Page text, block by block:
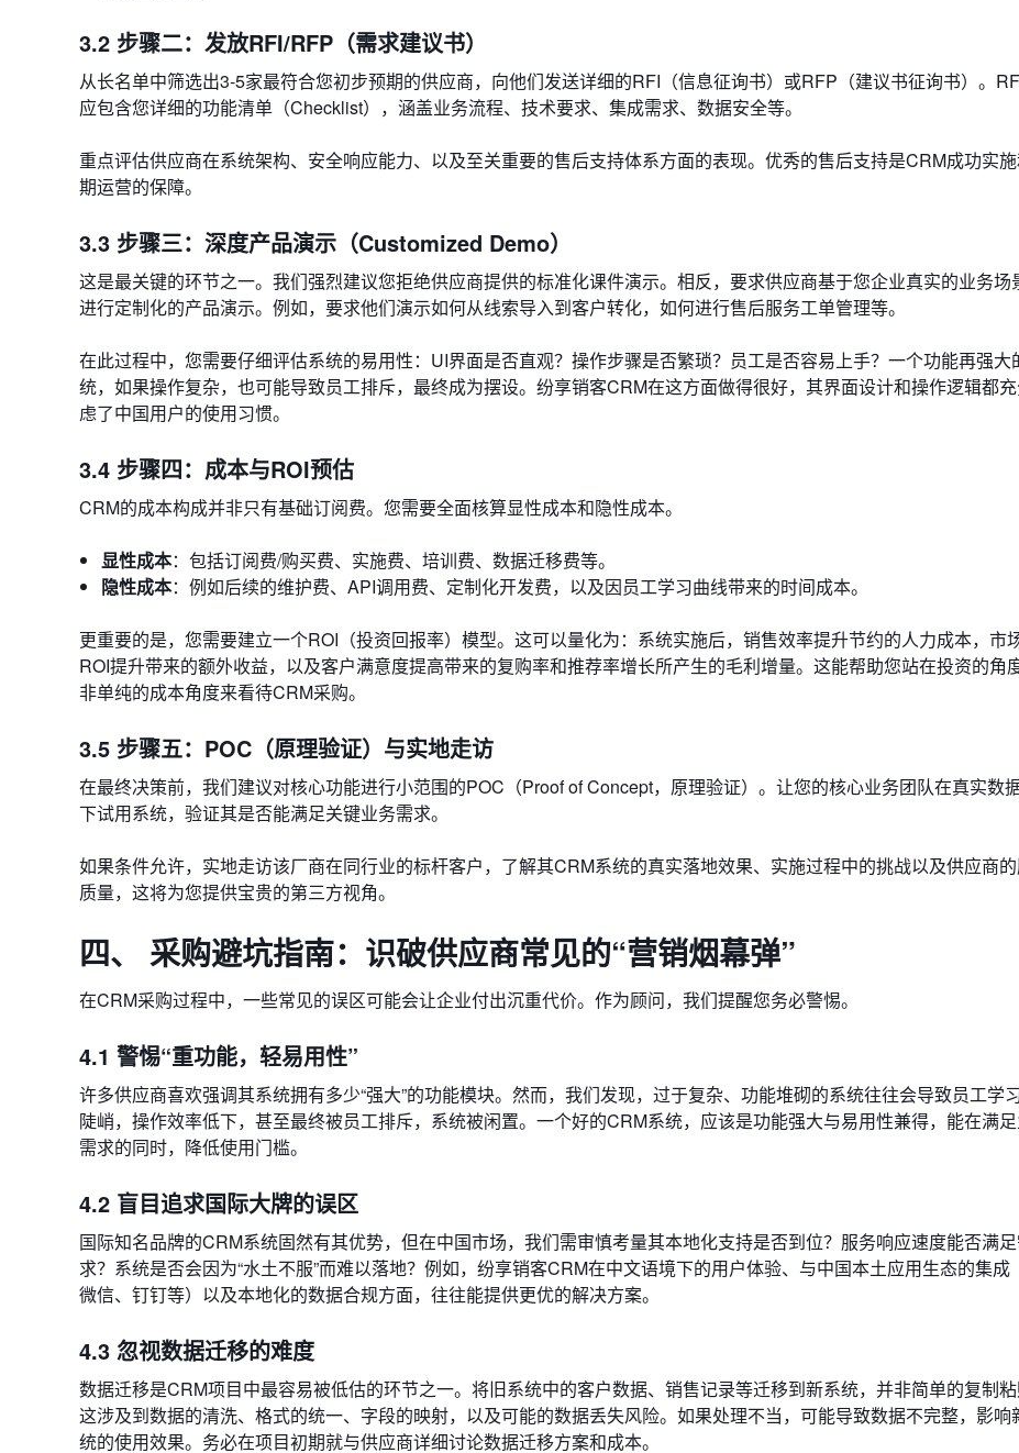
3.2 步骤二：发放RFI/RFP（需求建议书）
从长名单中筛选出3-5家最符合您初步预期的供应商，向他们发送详细的RFI（信息征询书）或RFP（建议书征询书）。
应包含您详细的功能清单（Checklist），涵盖业务流程、技术要求、集成需求、数据安全等。
重点评估供应商在系统架构、安全响应能力、以及至关重要的售后支持体系方面的表现。优秀的售后支持是CRM成功实
期运营的保障。
3.3 步骤三：深度产品演示（Customized Demo）
这是最关键的环节之一。我们强烈建议您拒绝供应商提供的标准化课件演示。相反，要求供应商基于您企业真实的业务场
进行定制化的产品演示。例如，要求他们演示如何从线索导入到客户转化，如何进行售后服务工单管理等。
在此过程中，您需要仔细评估系统的易用性：UI界面是否直观？操作步骤是否繁琐？员工是否容易上手？一个功能再强大
统，如果操作复杂，也可能导致员工排斥，最终成为摆设。纷享销客CRM在这方面做得很好，其界面设计和操作逻辑都
虑了中国用户的使用习惯。
3.4 步骤四：成本与ROI预估
CRM的成本构成并非只有基础订阅费。您需要全面核算显性成本和隐性成本。
显性成本：包括订阅费/购买费、实施费、培训费、数据迁移费等。
隐性成本：例如后续的维护费、API调用费、定制化开发费，以及因员工学习曲线带来的时间成本。
更重要的是，您需要建立一个ROI（投资回报率）模型。这可以量化为：系统实施后，销售效率提升节约的人力成本，市
ROI提升带来的额外收益，以及客户满意度提高带来的复购率和推荐率增长所产生的毛利增量。这能帮助您站在投资的角
非单纯的成本角度来看待CRM采购。
3.5 步骤五：POC（原理验证）与实地走访
在最终决策前，我们建议对核心功能进行小范围的POC（Proof of Concept，原理验证）。让您的核心业务团队在真实数
下试用系统，验证其是否能满足关键业务需求。
如果条件允许，实地走访该厂商在同行业的标杆客户，了解其CRM系统的真实落地效果、实施过程中的挑战以及供应商
质量，这将为您提供宝贵的第三方视角。
四、 采购避坑指南：识破供应商常见的“营销烟幕弹”
在CRM采购过程中，一些常见的误区可能会让企业付出沉重代价。作为顾问，我们提醒您务必警惕。
4.1 警惕“重功能，轻易用性”
许多供应商喜欢强调其系统拥有多少“强大”的功能模块。然而，我们发现，过于复杂、功能堆砌的系统往往会导致员工学
陡峭，操作效率低下，甚至最终被员工排斥，系统被闲置。一个好的CRM系统，应该是功能强大与易用性兼得，能在满
需求的同时，降低使用门槛。
4.2 盲目追求国际大牌的误区
国际知名品牌的CRM系统固然有其优势，但在中国市场，我们需审慎考量其本地化支持是否到位？服务响应速度能否满
求？系统是否会因为“水土不服”而难以落地？例如，纷享销客CRM在中文语境下的用户体验、与中国本土应用生态的集成
微信、钉钉等）以及本地化的数据合规方面，往往能提供更优的解决方案。
4.3 忽视数据迁移的难度
数据迁移是CRM项目中最容易被低估的环节之一。将旧系统中的客户数据、销售记录等迁移到新系统，并非简单的复制粘
这涉及到数据的清洗、格式的统一、字段的映射，以及可能的数据丢失风险。如果处理不当，可能导致数据不完整，影响
统的使用效果。务必在项目初期就与供应商详细讨论数据迁移方案和成本。